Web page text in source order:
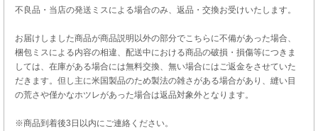
不良品・当店の発送ミスによる場合のみ、返品・交換お受けいたします。
お届けしました商品が商品説明以外の部分でこちらに不備があった場合、
梱包ミスによる内容の相違、配送中における商品の破損・損傷等につきま
しては、在庫がある場合には無料交換、無い場合にはご返金をさせていた
だきます。但し主に米国製品のため製法の雑さがある場合があり、縫い目
の荒さや僅かなホツレがあった場合は返品対象外となります。
※商品到着後3日以内にご連絡ください。